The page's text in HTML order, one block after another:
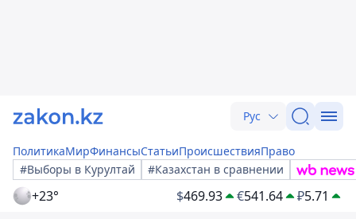
Рус
ПолитикаМирФинансыСтатьиПроисшествияПраво
#Выборы в Курултай
#Казахстан в сравнении
+23° $469.93 €541.64 ₽5.71